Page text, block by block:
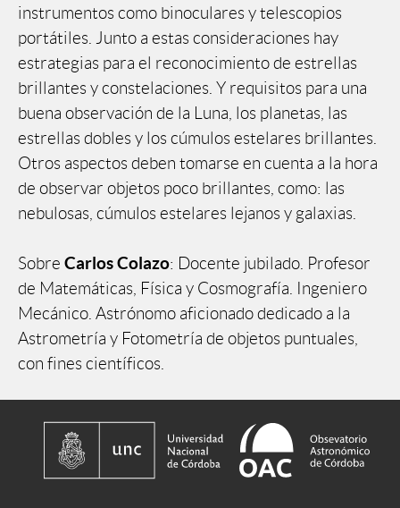
instrumentos como binoculares y telescopios
portátiles. Junto a estas consideraciones hay
estrategias para el reconocimiento de estrellas
brillantes y constelaciones. Y requisitos para una
buena observación de la Luna, los planetas, las
estrellas dobles y los cúmulos estelares brillantes.
Otros aspectos deben tomarse en cuenta a la hora
de observar objetos poco brillantes, como: las
nebulosas, cúmulos estelares lejanos y galaxias.
Sobre Carlos Colazo: Docente jubilado. Profesor
de Matemáticas, Física y Cosmografía. Ingeniero
Mecánico. Astrónomo aficionado dedicado a la
Astrometría y Fotometría de objetos puntuales,
con fines científicos.